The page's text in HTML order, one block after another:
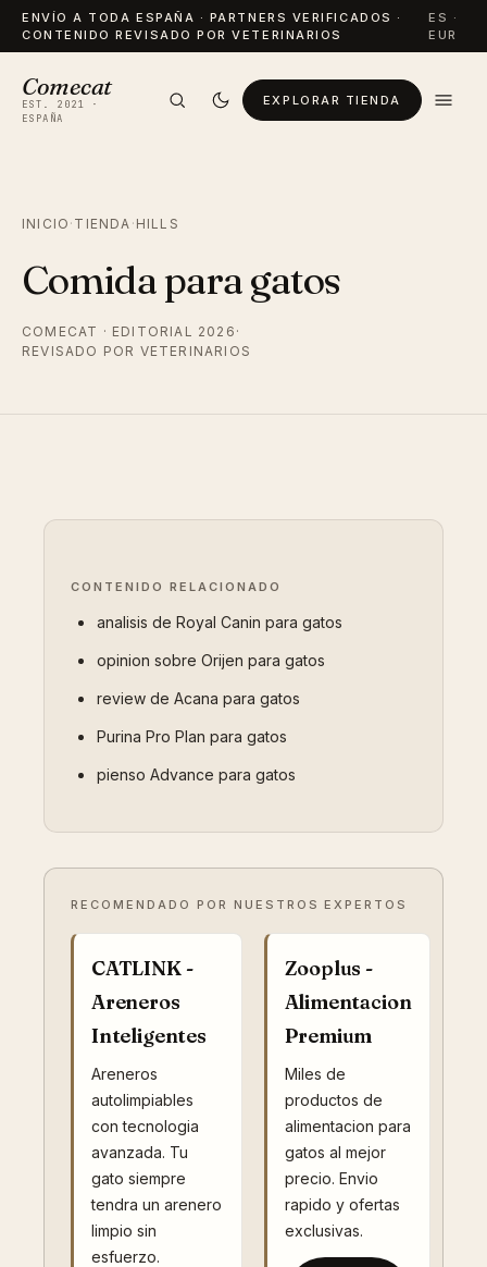
ENVÍO A TODA ESPAÑA · PARTNERS VERIFICADOS ·
CONTENIDO REVISADO POR VETERINARIOS
ES ·
EUR
Comecat
EST. 2021 ·
ESPAÑA
EXPLORAR TIENDA
INICIO · TIENDA · HILLS
Comida para gatos
COMECAT · EDITORIAL 2026 ·
REVISADO POR VETERINARIOS
CONTENIDO RELACIONADO
analisis de Royal Canin para gatos
opinion sobre Orijen para gatos
review de Acana para gatos
Purina Pro Plan para gatos
pienso Advance para gatos
RECOMENDADO POR NUESTROS EXPERTOS
CATLINK -
Areneros
Inteligentes
Areneros
autolimpiables
con tecnologia
avanzada. Tu
gato siempre
tendra un arenero
limpio sin
esfuerzo.
Zooplus -
Alimentacion
Premium
Miles de
productos de
alimentacion para
gatos al mejor
precio. Envio
rapido y ofertas
exclusivas.